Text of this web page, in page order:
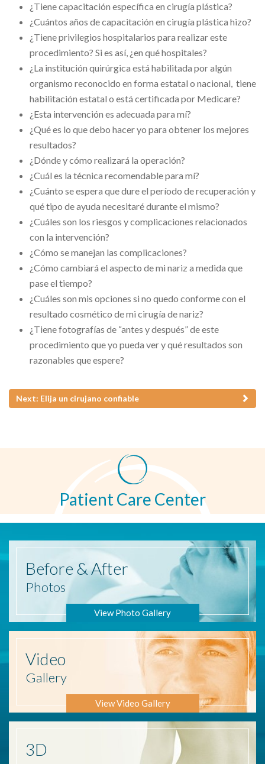
¿Tiene capacitación específica en cirugía plástica?
¿Cuántos años de capacitación en cirugía plástica hizo?
¿Tiene privilegios hospitalarios para realizar este
procedimiento? Si es así, ¿en qué hospitales?
¿La institución quirúrgica está habilitada por algún
organismo reconocido en forma estatal o nacional, tiene
habilitación estatal o está certificada por Medicare?
¿Esta intervención es adecuada para mí?
¿Qué es lo que debo hacer yo para obtener los mejores
resultados?
¿Dónde y cómo realizará la operación?
¿Cuál es la técnica recomendable para mí?
¿Cuánto se espera que dure el período de recuperación y
qué tipo de ayuda necesitaré durante el mismo?
¿Cuáles son los riesgos y complicaciones relacionados
con la intervención?
¿Cómo se manejan las complicaciones?
¿Cómo cambiará el aspecto de mi nariz a medida que
pase el tiempo?
¿Cuáles son mis opciones si no quedo conforme con el
resultado cosmético de mi cirugía de nariz?
¿Tiene fotografías de “antes y después” de este
procedimiento que yo pueda ver y qué resultados son
razonables que espere?
Next: Elija un cirujano confiable
Patient Care Center
Before & After
Photos
View Photo Gallery
Video
Gallery
View Video Gallery
3D